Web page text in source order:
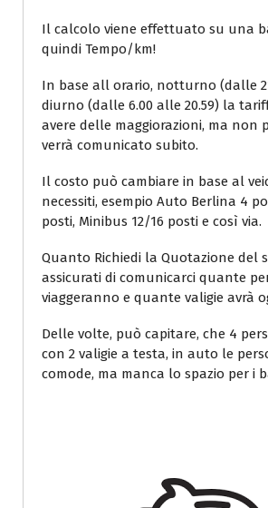
Il calcolo viene effettuato su una
quindi Tempo/km!
In base all orario, notturno (dalle
diurno (dalle 6.00 alle 20.59) la
avere delle maggiorazioni, ma non
verrà comunicato subito.
Il costo può cambiare in base al
necessiti, esempio Auto Berlina 4
posti, Minibus 12/16 posti e così via.
Quanto Richiedi la Quotazione del
assicurati di comunicarci quante
viaggeranno e quante valigie avrà
Delle volte, può capitare, che 4
con 2 valigie a testa, in auto le
comode, ma manca lo spazio per i